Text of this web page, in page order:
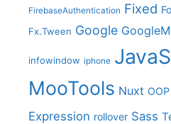
FirebaseAuthentication Fixed
Fx.Tween Google
infowindow iphone
MooTools Nuxt OOP
Expression rollover Sass